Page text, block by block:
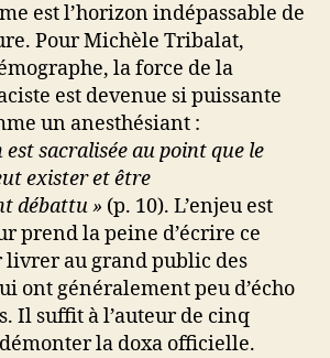
est l’horizon indépassable de
Pour Michèle Tribalat,
la force de la
est devenue si puissante
un anesthésiant :
sacralisée au point que le
exister et être
débattu » (p. 10). L’enjeu est
prend la peine d’écrire ce
livrer au grand public des
ont généralement peu d’écho
Il suffit à l’auteur de cinq
la doxa officielle.